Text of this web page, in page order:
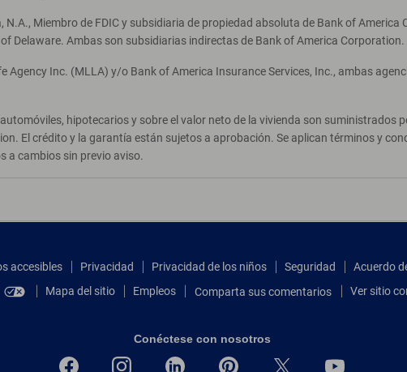
Miembro de FDIC y subsidiaria de propiedad absoluta de Bank of
Delaware. Ambas son subsidiarias indirectas de Bank of America Corporation.
Agency Inc. (MLLA) y/o Bank of America Insurance Services, Inc., ambas
hipotecarios y sobre el valor neto de la vivienda son suministrados
El crédito y la garantía están sujetos a aprobación. Se aplican términos y
a cambios sin previo aviso.
accesibles Privacidad Privacidad de los niños Seguridad Acuerdo
Mapa del sitio Empleos Comparta sus comentarios Ver sitio
Conéctese con nosotros